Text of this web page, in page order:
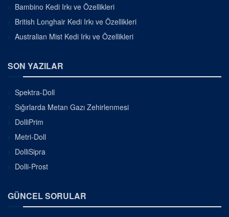
Bambino Kedi Irkı ve Özellikleri
British Longhair Kedi Irkı ve Özellikleri
Australian Mist Kedi Irkı ve Özellikleri
SON YAZILAR
Spektra-Doll
Sığırlarda Metan Gazı Zehirlenmesi
DolliPrim
Metri-Doll
DolliSipra
Dolli-Prost
GÜNCEL SORULAR